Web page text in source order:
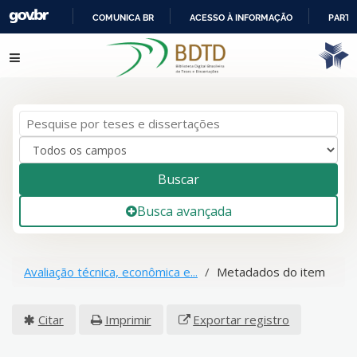
IR
PARA
COMUNICA BR ACESSO À INFORMAÇÃO
Pular para o conteúdo
Buscar
Busca avançada
Avaliação técnica, econômica e... Metadados do item
Citar Imprimir Exportar registro